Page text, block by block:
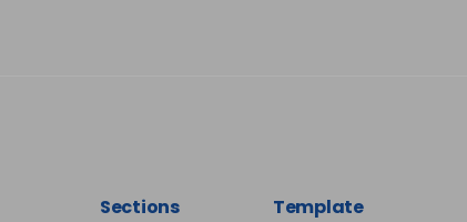
Sections Template